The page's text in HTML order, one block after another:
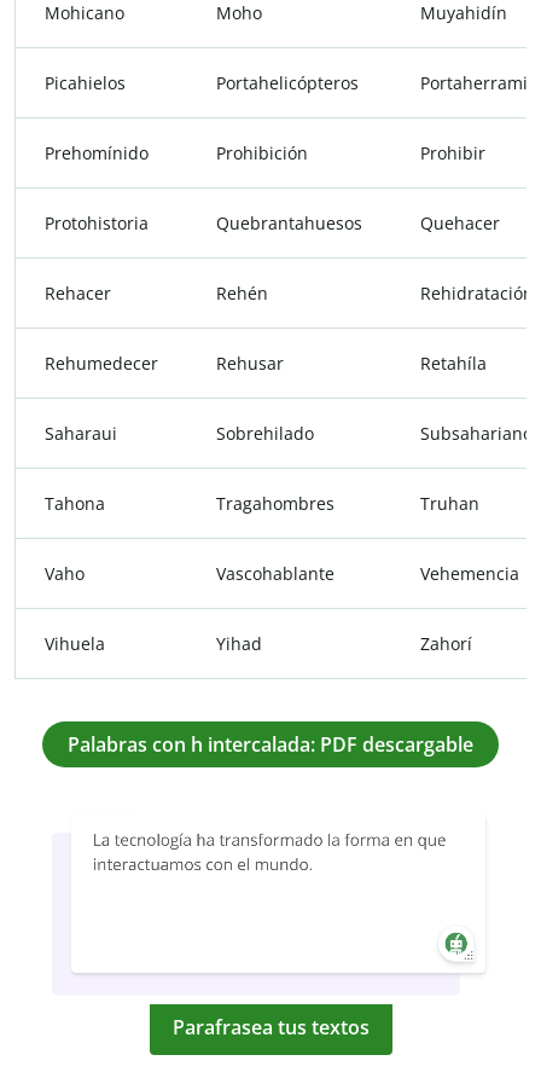
Mohicano Moho Muyahidín
Picahielos Portahelicópteros
Prehomínido Prohibición Prohibir
Protohistoria Quebrantahuesos Quehacer
Rehacer Rehén Rehidratación
Rehumedecer Rehusar Retahíla
Saharaui Sobrehilado Subsahariano
Tahona Tragahombres Truhan
Vaho Vascohablante Vehemencia
Vihuela Yihad Zahorí
Palabras con h intercalada: PDF descargable
Parafrasea tus textos